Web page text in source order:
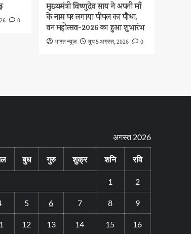
0
मुख्यमंत्री विष्णुदेव साय ने अपनी माँ
के नाम पर लगाया पीपल का पौधा,
वन महोत्सव-2026 का हुआ शुभारंभ
भारत न्यूज़ बुध 5 अगस्त, 2026 0
अगस्त 2026
बुध गुरु शुक्र शनि रवि
1 2
5 6 7 8 9
12 13 14 15 16